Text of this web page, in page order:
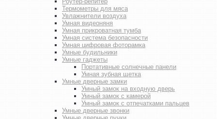
Термометры для мяса
Увлажнители воздуха
Умная видеоняня
Умная прикроватная тумба
Умная система безопасности
Умная цифровая фоторамка
Умные будильники
Умные гаджеты
Портативные солнечные панели
Умная зубная щетка
Умные дверные замки
Умный замок на входную дверь
Умный замок с камерой
Умный замок с отпечатками пальцев
Умные дверные звонки